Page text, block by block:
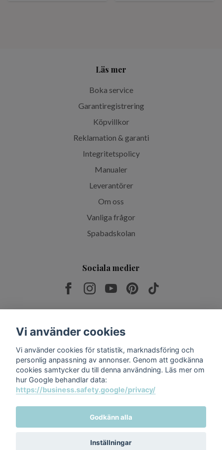
Läs mer
Boka service
Garantiregistrering
Köpvillkor
Reklamation & garanti
Integritetspolicy
Manualer
Leverantörer
Om oss
Vanliga frågor
Spabadskolan
Sociala medier
Prenumerera på vårt nyhetsbrev
Prenumerera
© 2026 Relax & Spabad
Vi använder cookies
Vi använder cookies för statistik, marknadsföring och
personlig anpassning av annonser. Genom att godkänna
cookies samtycker du till denna användning. Läs mer om
hur Google behandlar data:
https://business.safety.google/privacy/
Godkänn alla
Inställningar